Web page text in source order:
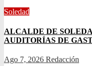
Soledad
ALCALDE DE
AUDITORÍAS DE
Ago 7, 2026 Redacción